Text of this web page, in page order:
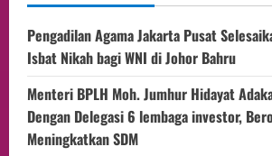
Pengadilan Agama Jakarta Pusat
Isbat Nikah bagi WNI di Johor Bahru
Menteri BPLH Moh. Jumhur Hidayat
Dengan Delegasi 6 lembaga investor,
Meningkatkan SDM